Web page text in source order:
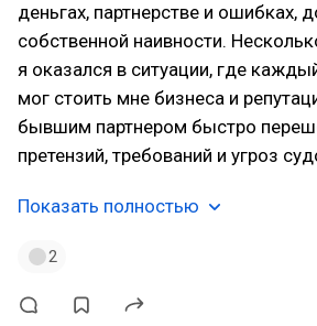
деньгах, партнерстве и ошибках,
собственной наивности.
я оказался в ситуации, где
мог стоить мне бизнеса и
бывшим партнером быстро
претензий, требований и угроз
Показать полностью
2